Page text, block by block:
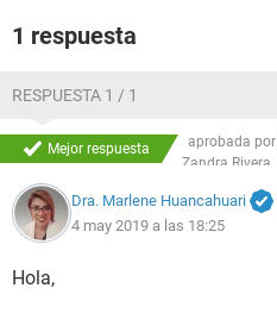
1 respuesta
RESPUESTA 1 / 1
Mejor respuesta
aprobada por
Zandra Rivera
Dra. Marlene Huancahuari
4 may 2019 a las 18:25
Hola,